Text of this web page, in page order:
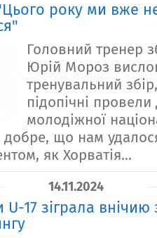
року ми вже
Головний тренер
Юрій Мороз
тренувальний
підопічні
молодіжної
добре, що нам
як Хорватія...
14.11.2024
U-17 зіграла внічию